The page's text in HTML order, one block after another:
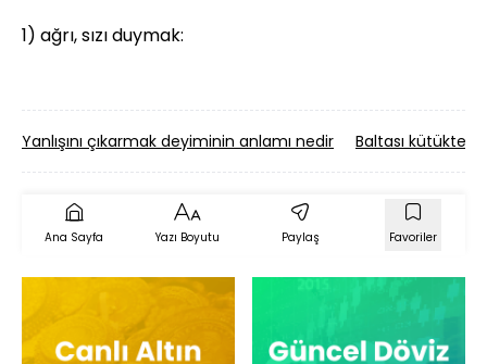
1) ağrı, sızı duymak:
Yanlışını çıkarmak deyiminin anlamı nedir Baltası kütükten
Ana Sayfa Yazı Boyutu Paylaş Favoriler